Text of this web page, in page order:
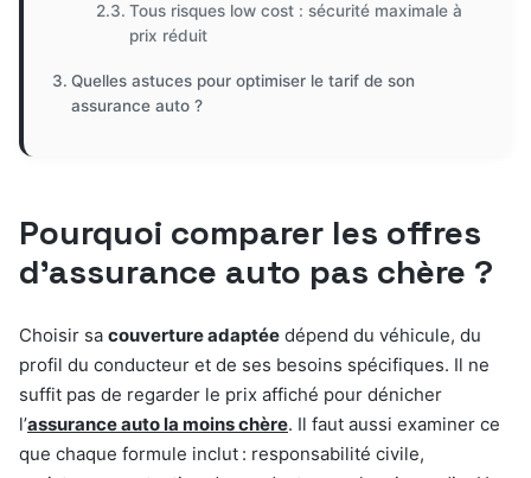
Tous risques low cost : sécurité maximale à
prix réduit
Quelles astuces pour optimiser le tarif de son
assurance auto ?
Pourquoi comparer les offres
d’assurance auto pas chère ?
Choisir sa couverture adaptée dépend du véhicule, du
profil du conducteur et de ses besoins spécifiques. Il ne
suffit pas de regarder le prix affiché pour dénicher
l’assurance auto la moins chère. Il faut aussi examiner ce
que chaque formule inclut : responsabilité civile,